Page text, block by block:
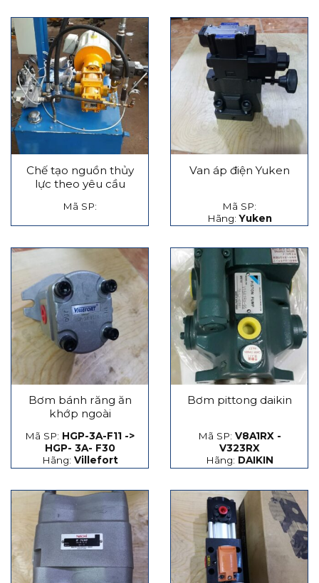
Chế tạo nguồn thủy
lực theo yêu cầu
Mã SP:
Van áp điện Yuken
Mã SP:
Hãng:Yuken
Bơm bánh răng ăn
khớp ngoài
Mã SP: HGP-3A-F11 ->
HGP- 3A- F30
Hãng: Villefort
Bơm pittong daikin
Mã SP: V8A1RX -
V323RX
Hãng: DAIKIN